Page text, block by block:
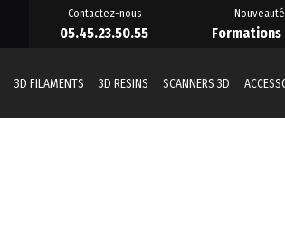
05.45.23.50.55
Contactez-nous
Formations
3D FILAMENTS 3D RESINS SCANNERS 3D